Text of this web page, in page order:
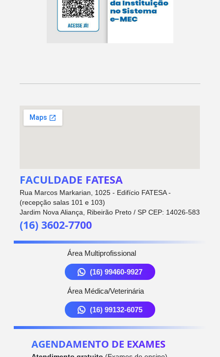
FACULDADE FATESA
Rua Marcos Markarian, 1025 - Edifício FATESA -
(recepção salas 101 e 103)
Jardim Nova Aliança, Ribeirão Preto / SP CEP: 14026-583
(16) 3602-7700
Área Multiprofissional
(16) 99460-9927
Área Médica/Veterinária
(16) 99132-6075
AGENDAMENTO DE EXAMES